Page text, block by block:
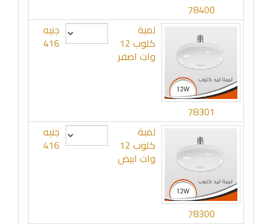
78400
78301
لمبة
كلوب 12
وات اصفر
جنيه
416
78300
لمبة
كلوب 12
وات ابيض
جنيه
416